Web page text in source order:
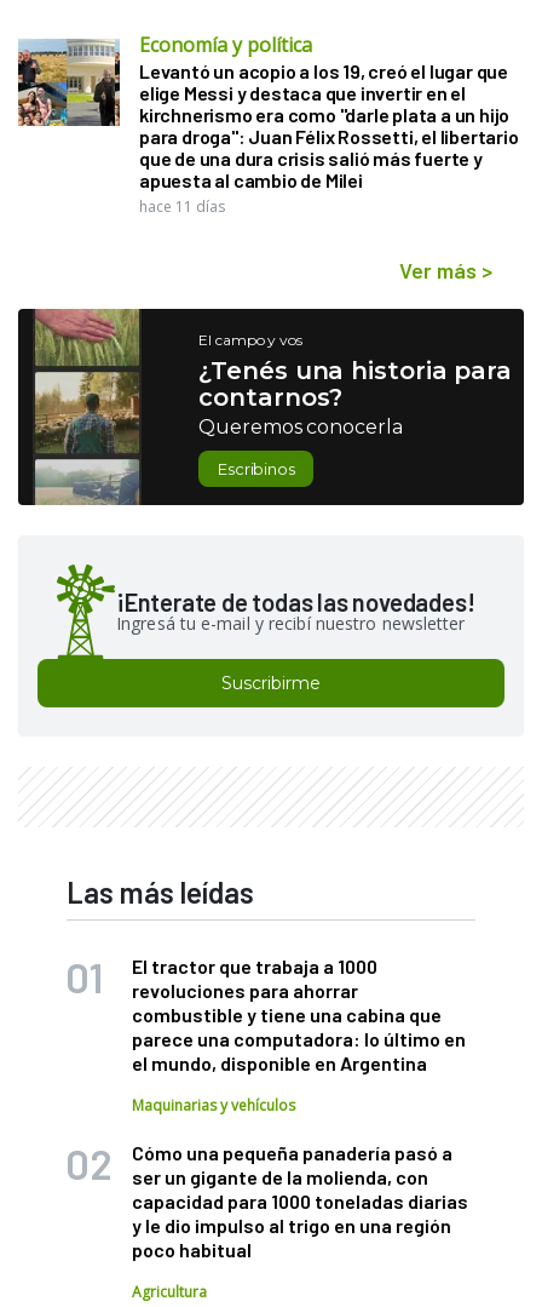
Economía y política
Levantó un acopio a los 19, creó el lugar que
elige Messi y destaca que invertir en el
kirchnerismo era como "darle plata a un hijo
para droga": Juan Félix Rossetti, el libertario
que de una dura crisis salió más fuerte y
apuesta al cambio de Milei
hace 11 días
Ver más >
El campo y vos
¿Tenés una historia para
contarnos?
Queremos conocerla
Escribinos
¡Enterate de todas las novedades!
Ingresá tu e-mail y recibí nuestro newsletter
Suscribirme
Las más leídas
El tractor que trabaja a 1000
revoluciones para ahorrar
combustible y tiene una cabina que
parece una computadora: lo último en
el mundo, disponible en Argentina
Maquinarias y vehículos
Cómo una pequeña panadería pasó a
ser un gigante de la molienda, con
capacidad para 1000 toneladas diarias
y le dio impulso al trigo en una región
poco habitual
Agricultura